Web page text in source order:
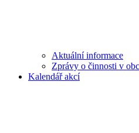
Aktuální informace
Zprávy o činnosti v
Kalendář akcí